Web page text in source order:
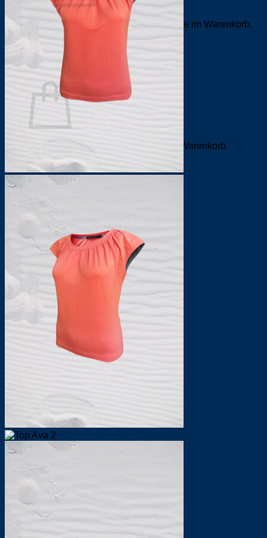
Es befinden sich keine Produkte im Warenkorb.
Zurück zum Shop
Warenkorb
Es befinden sich keine Produkte im Warenkorb.
Zurück zum Shop